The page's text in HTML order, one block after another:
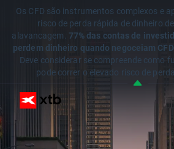
Os CFD são instrumentos complexos e
risco de perda rápida de dinheiro
alavancagem. 77% das contas de
perdem dinheiro quando negoceiam
Deve considerar se compreende como
pode correr o elevado risco de